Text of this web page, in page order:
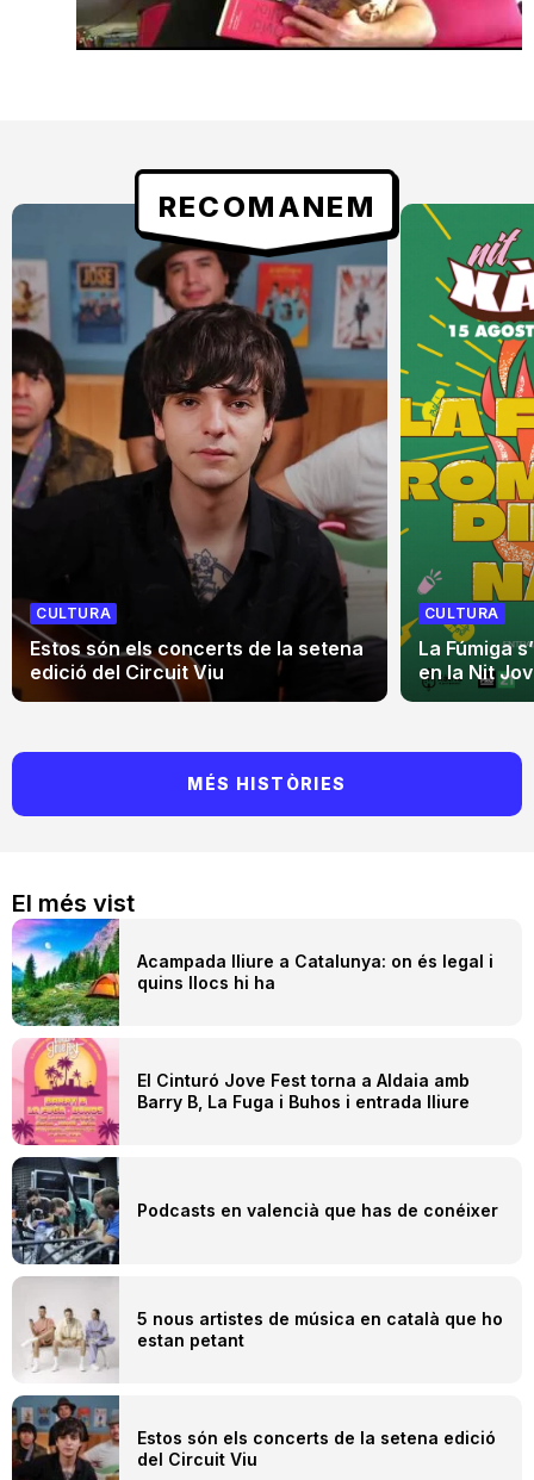
El més vist
Acampada lliure a Catalunya: on és legal i
quins llocs hi ha
El Cinturó Jove Fest torna a Aldaia amb
Barry B, La Fuga i Buhos i entrada lliure
Podcasts en valencià que has de conéixer
5 nous artistes de música en català que ho
estan petant
Estos són els concerts de la setena edició
del Circuit Viu
RECOMANEM
CULTURA
Estos són els concerts de la setena
edició del Circuit Viu
CULTURA
La Fúmiga
en la Nit
MÉS HISTÒRIES